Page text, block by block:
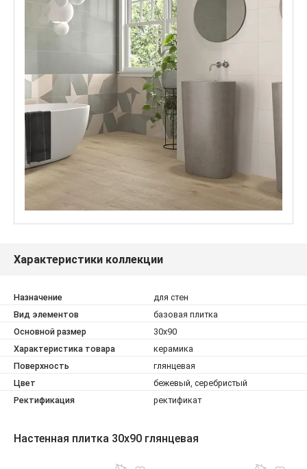
Характеристики коллекции
Назначение
для стен
Вид элементов
базовая плитка
Основной размер
30x90
Характеристика товара
керамика
Поверхность
глянцевая
Цвет
бежевый, серебристый
Ректификация
ректификат
Настенная плитка 30x90 глянцевая